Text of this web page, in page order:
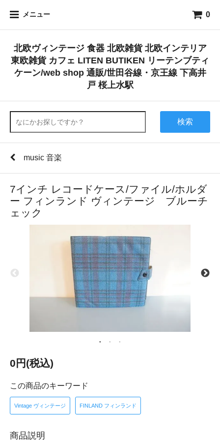
メニュー 0
北欧ヴィンテージ 食器 北欧雑貨 北欧インテリア
東欧雑貨 カフェ LITEN BUTIKEN リーテンブティ
ケーン/web shop 通販/世田谷線・京王線 下高井
戸 桜上水駅
検索
music 音楽
7インチ レコードケース/ファイル/ホルダ
ー フィンランド ヴィンテージ ブルーチ
ェック
0円(税込)
この商品のキーワード
Vintage ヴィンテージ FINLAND フィンランド
商品説明